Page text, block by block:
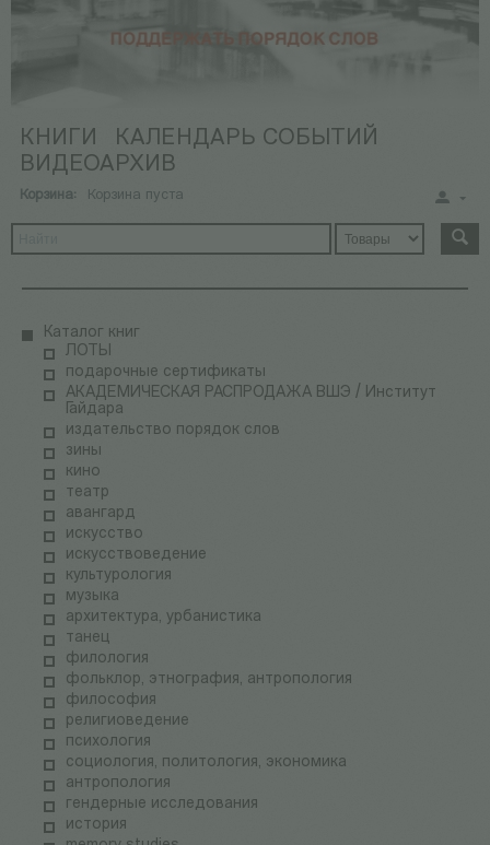
КНИГИ
КАЛЕНДАРЬ СОБЫТИЙ
ВИДЕОАРХИВ
Корзина: Корзина пуста
Каталог книг
ЛОТЫ
подарочные сертификаты
АКАДЕМИЧЕСКАЯ РАСПРОДАЖА ВШЭ / Институт
Гайдара
издательство порядок слов
зины
кино
театр
авангард
искусство
искусствоведение
культурология
музыка
архитектура, урбанистика
танец
филология
фольклор, этнография, антропология
философия
религиоведение
психология
социология, политология, экономика
антропология
гендерные исследования
история